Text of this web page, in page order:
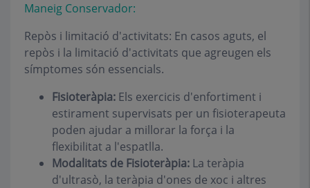
Maneig Conservador:
Repòs i limitació d'activitats: En casos aguts, el
repòs i la limitació d'activitats que agreugen els
símptomes són essencials.
Fisioteràpia: Els exercicis d'enfortiment i
estirament supervisats per un fisioterapeuta
poden ajudar a millorar la força i la
flexibilitat a l'espatlla.
Modalitats de Fisioteràpia: La teràpia
d'ultrasò, la teràpia d'ones de xoc i altres